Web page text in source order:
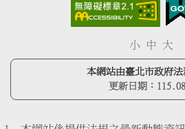
小 中 大
本網站由臺北市政府
更新日期：